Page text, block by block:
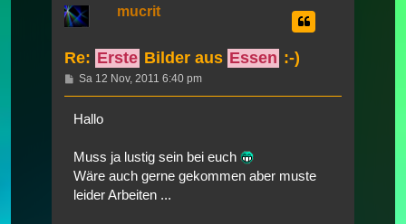
mucrit
Re: Erste Bilder aus Essen :-)
Beitrag
Sa 12 Nov, 2011 6:40 pm
Hallo
Muss ja lustig sein bei euch
Wäre auch gerne gekommen aber muste
leider Arbeiten ...